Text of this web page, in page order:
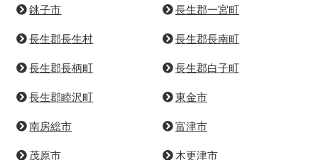
香取郡多古町 香取郡東庄町
香取市 山武郡横芝光町
山武郡九十九里町 山武郡芝山町
大網白里市 山武市
いすみ市 勝浦市
匝瑳市 袖ケ浦市